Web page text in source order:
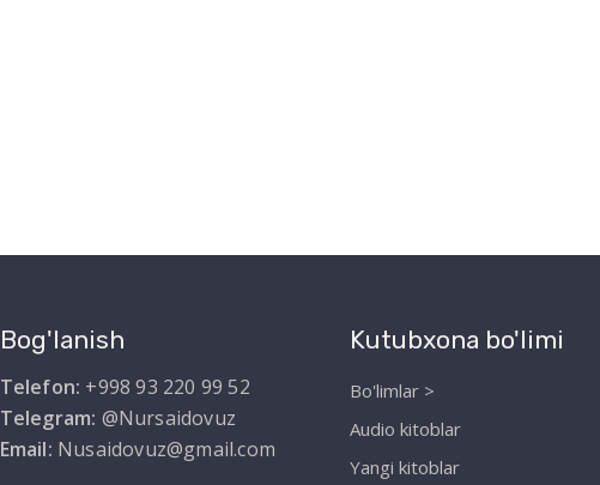
Bog'lanish
Telefon: +998 93 220 99 52
Telegram: @Nursaidovuz
Email: Nusaidovuz@gmail.com
Kutubxona bo'limi
Bo'limlar >
Audio kitoblar
Yangi kitoblar